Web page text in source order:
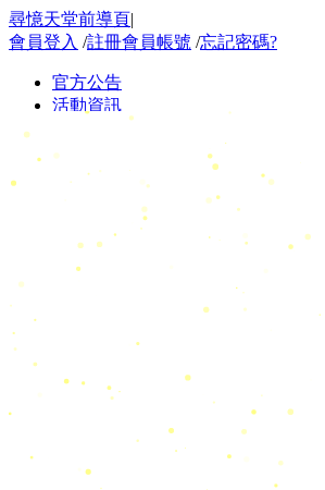
尋憶天堂前導頁|
會員登入 /註冊會員帳號 /忘記密碼?